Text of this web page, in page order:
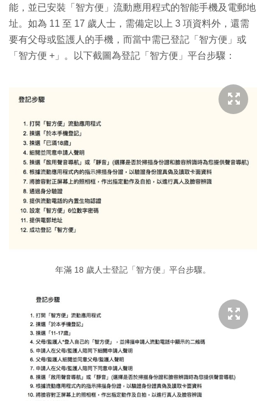
能，並已安裝「智方便」流動應用程式的智能手機及電郵地
址。如為 11 至 17 歲人士，需備定以上 3 項資料外，還需
要有父母或監護人的手機，而當中需已登記「智方便」或
「智方便 +」。以下截圖為登記「智方便」平台步驟：
年滿 18 歲人士登記「智方便」平台步驟。